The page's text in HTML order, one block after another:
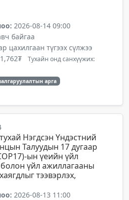
2026-08-14 09:00
байгаа
цахилгаан түгээх сүлжээ
Тухайн онд санхүүжих:
арга
Нэгдсэн Үндэстний
Талуудын 17 дугаар
ын үеийн үйл
үйл ажиллагааны
тээвэрлэх,
2026-08-13 11:00